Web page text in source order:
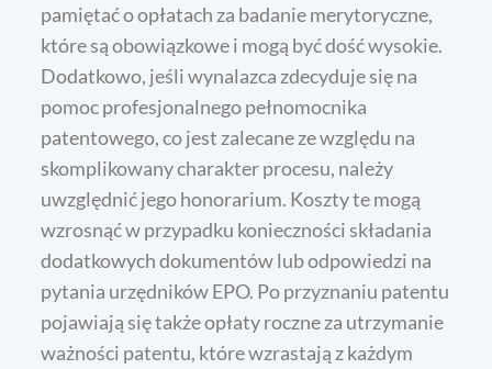
pamiętać o opłatach za badanie merytoryczne,
które są obowiązkowe i mogą być dość wysokie.
Dodatkowo, jeśli wynalazca zdecyduje się na
pomoc profesjonalnego pełnomocnika
patentowego, co jest zalecane ze względu na
skomplikowany charakter procesu, należy
uwzględnić jego honorarium. Koszty te mogą
wzrosnąć w przypadku konieczności składania
dodatkowych dokumentów lub odpowiedzi na
pytania urzędników EPO. Po przyznaniu patentu
pojawiają się także opłaty roczne za utrzymanie
ważności patentu, które wzrastają z każdym